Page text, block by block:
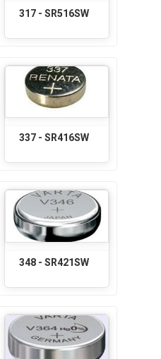
317 - SR516SW
337 - SR416SW
348 - SR421SW